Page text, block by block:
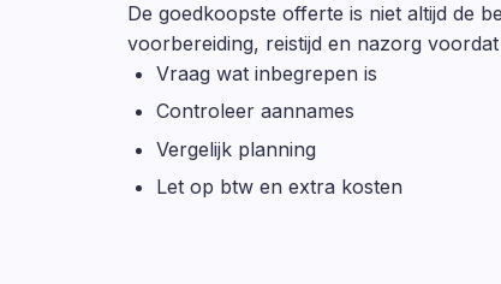
De goedkoopste offerte is niet altijd de
voorbereiding, reistijd en nazorg voordat
Vraag wat inbegrepen is
Controleer aannames
Vergelijk planning
Let op btw en extra kosten